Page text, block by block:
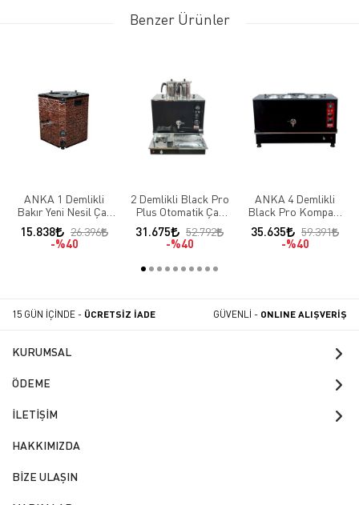
Benzer Ürünler
ANKA 1 Demlikli
Bakır Yeni Nesil Çay
Makineleri
15.838
26.396
%40
2 Demlikli Black Pro
Plus Otomatik Çay
Makinası
31.675
52.792
%40
ANKA 4 Demlikli
Black Pro Kompakt
Otomatik Çay
Makineleri
35.635
59.391
%40
15 GÜN İÇİNDE - ÜCRETSİZ İADE GÜVENLİ - ONLINE ALIŞVERİŞ
KURUMSAL
ÖDEME
İLETİŞİM
HAKKIMIZDA
BİZE ULAŞIN